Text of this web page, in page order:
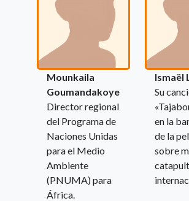
Mounkaila
Goumandakoye
Director regional
del Programa de
Naciones Unidas
para el Medio
Ambiente
(PNUMA) para
África.
Ismaël
Su
en la
de la
sobre